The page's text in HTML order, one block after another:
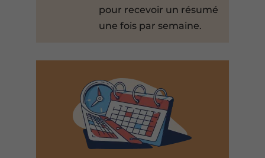
pour recevoir un résumé
une fois par semaine.